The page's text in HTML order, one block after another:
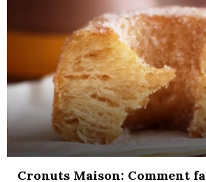
Cronuts Maison: Comment